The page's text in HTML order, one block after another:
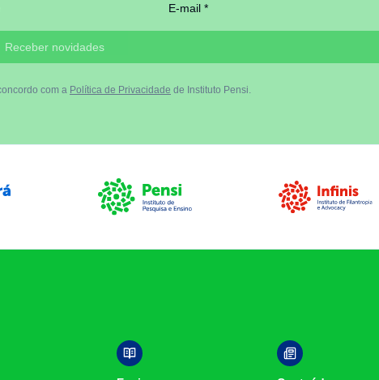
E-mail *
Receber novidades
com a Política de Privacidade de Instituto Pensi.
Hospital Infantil Instituto Pensi Infinis